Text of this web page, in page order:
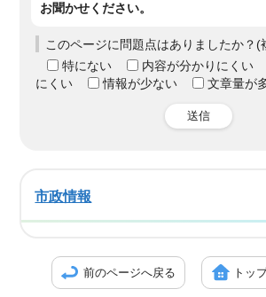
お聞かせください。
このページに問題点はありましたか？(
特にない
内容が分かりにくい
にくい
情報が少ない 文章量が
送信
市政情報
前のページへ戻る トッ